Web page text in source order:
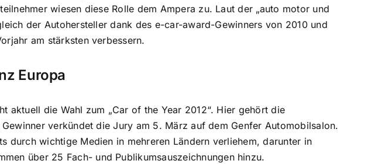
wiesen diese Rolle dem Ampera zu. Laut der „auto motor und
der Autohersteller dank des e-car-award-Gewinners von 2010 und
am stärksten verbessern.
Europa
aktuell die Wahl zum „Car of the Year 2012“. Hier gehört die
verkündet die Jury am 5. März auf dem Genfer Automobilsalon.
durch wichtige Medien in mehreren Ländern verliehem, darunter in
über 25 Fach- und Publikumsauszeichnungen hinzu.